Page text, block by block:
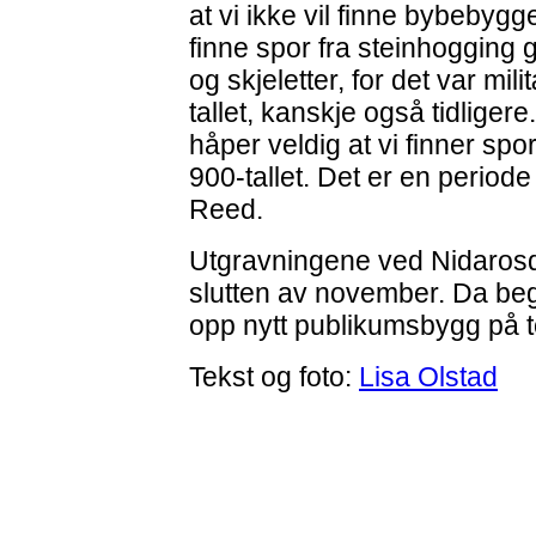
at vi ikke vil finne
finne spor fra steinhogging
og skjeletter, for det var
tallet, kanskje også
håper veldig at vi finner
900-tallet. Det er en
Reed.
Utgravningene ved
slutten av november. Da
opp nytt publikumsbygg på
Tekst og foto: Lisa Olstad